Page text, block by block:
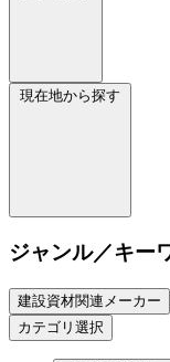
現在地から探す
ジャンル／キー
建設資材関連メーカー
カテゴリ選択